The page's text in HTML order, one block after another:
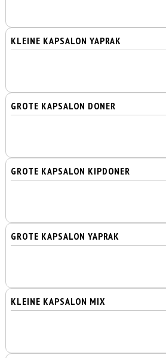
KLEINE KAPSALON YAPRAK
GROTE KAPSALON DONER
GROTE KAPSALON KIPDONER
GROTE KAPSALON YAPRAK
KLEINE KAPSALON MIX